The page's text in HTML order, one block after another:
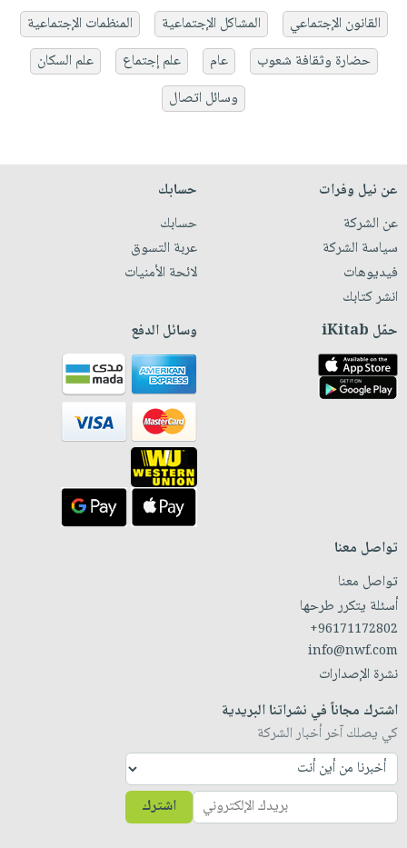
القانون الإجتماعي
المشاكل الإجتماعية
المنظمات الإجتماعية
حضارة وثقافة شعوب
عام علم إجتماع
علم السكان
وسائل اتصال
عن نيل وفرات
عن الشركة
سياسة الشركة
فيديوهات
انشر كتابك
حسابك
حسابك
عربة التسوق
لائحة الأمنيات
حمّل iKitab وسائل الدفع
تواصل معنا
تواصل معنا
أسئلة يتكرر طرحها
+96171172802
info@nwf.com
نشرة الإصدارات
اشترك مجاناً في نشراتنا البريدية
كي يصلك آخر أخبار الشركة
اشترك